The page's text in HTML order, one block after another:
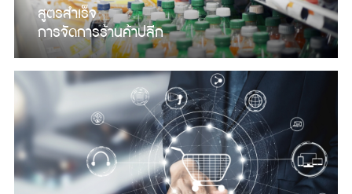
สูตรสำเร็จ
การจัดการร้านค้าปลีก